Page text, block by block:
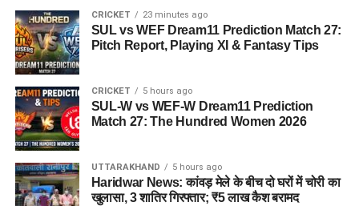
CRICKET 23 minutes ago
SUL vs WEF Dream11 Prediction Match 27:
Pitch Report, Playing XI & Fantasy Tips
CRICKET 5 hours ago
SUL-W vs WEF-W Dream11 Prediction
Match 27: The Hundred Women 2026
UTTARAKHAND 5 hours ago
Haridwar News: कांवड़ मेले के बीच दो घरों में चोरी का
खुलासा, 3 शातिर गिरफ्तार; ₹5 लाख कैश बरामद